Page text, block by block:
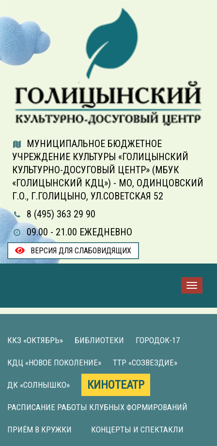
МУНИЦИПАЛЬНОЕ БЮДЖЕТНОЕ
УЧРЕЖДЕНИЕ КУЛЬТУРЫ «ГОЛИЦЫНСКИЙ
КУЛЬТУРНО-ДОСУГОВЫЙ ЦЕНТР» (МБУК
«ГОЛИЦЫНСКИЙ КДЦ») - МО, ОДИНЦОВСКИЙ
Г.О., Г.ГОЛИЦЫНО, УЛ.СОВЕТСКАЯ 52
8 (495) 363 29 90
09.00 - 21.00 ЕЖЕДНЕВНО
ВЕРСИЯ ДЛЯ СЛАБОВИДЯЩИХ
ККЗ «ОКТЯБРЬ» БИБЛИОТЕКИ ГОРОДОК-17
КДЦ «НОВОЕ ПОКОЛЕНИЕ» ТТР «СОЗВЕЗДИЕ»
ДК «СОЛНЫШКО» КИНОТЕАТР
РАСПИСАНИЕ РАБОТЫ КЛУБНЫХ ФОРМИРОВАНИЙ
ПРИЁМ В КРУЖКИ КОНЦЕРТЫ И СПЕКТАКЛИ